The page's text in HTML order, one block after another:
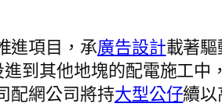
進項目，承廣告設計載著
到其他地塊的配電施工中
配網公司將持大型公仔續